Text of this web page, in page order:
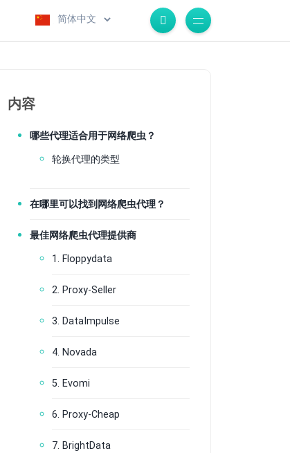
内容
哪些代理适合用于网络爬虫？
轮换代理的类型
在哪里可以找到网络爬虫代理？
最佳网络爬虫代理提供商
1. Floppydata
2. Proxy-Seller
3. DataImpulse
4. Novada
5. Evomi
6. Proxy-Cheap
7. BrightData